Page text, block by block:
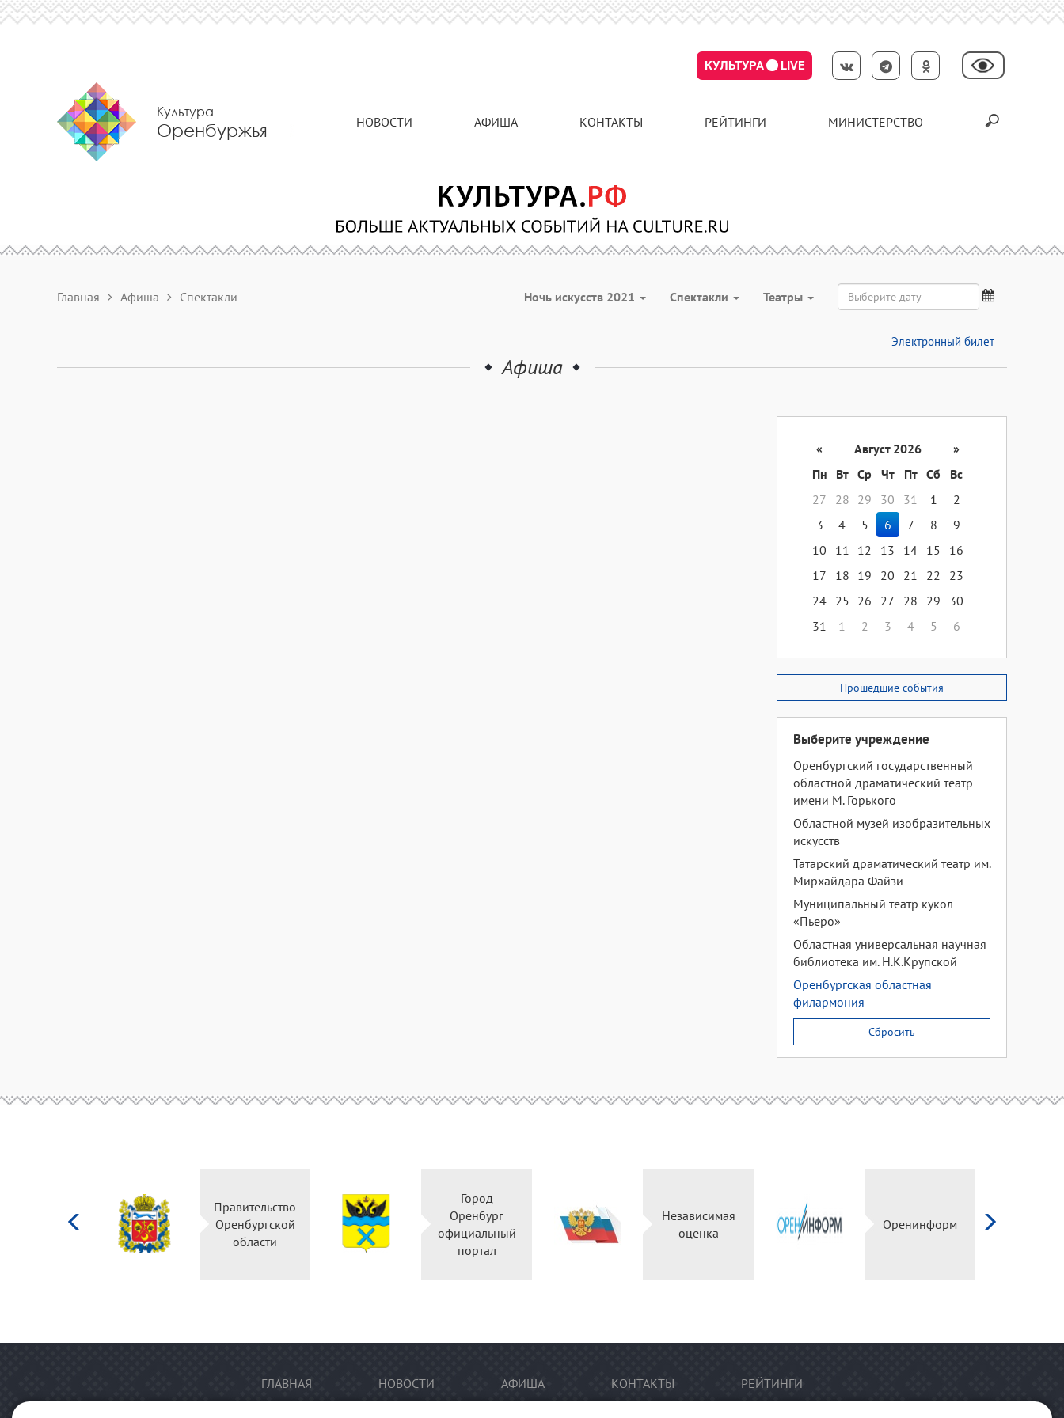
КУЛЬТУРА LIVE
Культура
Оренбуржья НОВОСТИ АФИША КОНТАКТЫ РЕЙТИНГИ МИНИСТЕРСТВО
Главная Афиша Спектакли Ночь искусств 2021 Спектакли Театры
Электронный билет
Афиша
« Август 2026
»
Пн
Вт Ср Чт Пт Сб
Вс
27
28 29 30 31 1
2
3
4 5 6 7 8
9
10
11 12 13 14 15
16
17
18 19 20 21 22
23
24 25 26 27 28 29
30
31
1 2 3 4 5 6
Прошедшие события
Выберите учреждение
Оренбургский государственный
областной драматический театр
имени М. Горького
Областной музей изобразительных
искусств
Татарский драматический театр им.
Мирхайдара Файзи
Муниципальный театр кукол
«Пьеро»
Областная универсальная научная
библиотека им. Н.К.Крупской
Оренбургская областная
филармония
Сбросить
Правительство
Оренбургской
области
Город
Оренбург
официальный
портал
Независимая
оценка
Оренинформ
ГЛАВНАЯ НОВОСТИ АФИША КОНТАКТЫ РЕЙТИНГИ